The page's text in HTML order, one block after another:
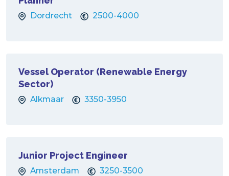
Dordrecht 2500-4000
Vessel Operator (Renewable Energy
Sector)
Alkmaar 3350-3950
Junior Project Engineer
Amsterdam 3250-3500